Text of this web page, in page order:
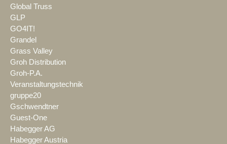
Global Truss
GLP
GO4IT!
Grandel
Grass Valley
Groh Distribution
Groh-P.A.
Veranstaltungstechnik
gruppe20
Gschwendtner
Guest-One
Habegger AG
Habegger Austria